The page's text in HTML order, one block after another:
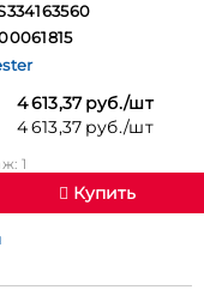
4 613,37 руб./шт
4 613,37 руб./шт
1
Купить